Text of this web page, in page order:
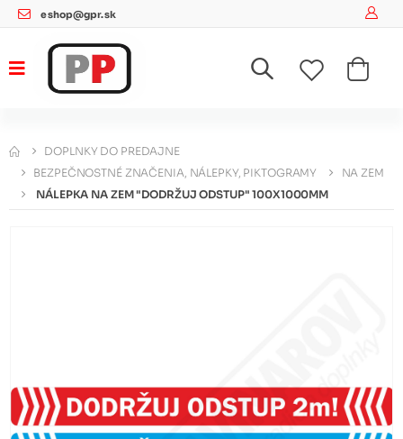
eshop@gpr.sk
DOPLNKY DO PREDAJNE
BEZPEČNOSTNÉ ZNAČENIA, NÁLEPKY, PIKTOGRAMY
NA ZEM
NÁLEPKA NA ZEM "DODRŽUJ ODSTUP" 100X1000MM